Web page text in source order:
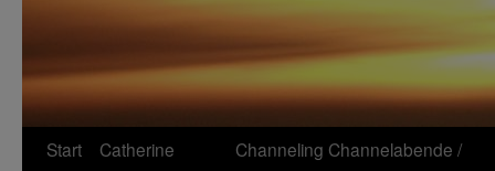
Start
Catherine
Channeling Channelabende /